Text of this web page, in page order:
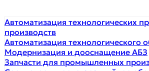
Автоматизация технологических
производств
Автоматизация технологического
Модернизация и дооснащение АБЗ
Запчасти для промышленных